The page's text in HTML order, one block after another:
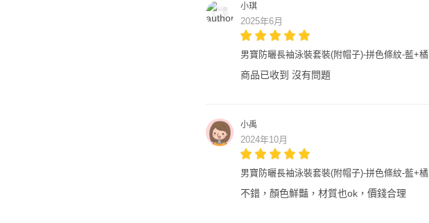
小琪
2025年6月
男寶防曬長袖泳裝套裝(附帽子)-拼色條紋-藍+橘
商品已收到 沒有問題
小禹
2024年10月
男寶防曬長袖泳裝套裝(附帽子)-拼色條紋-藍+橘
不錯，顏色鮮豔，材質也ok，價錢合理